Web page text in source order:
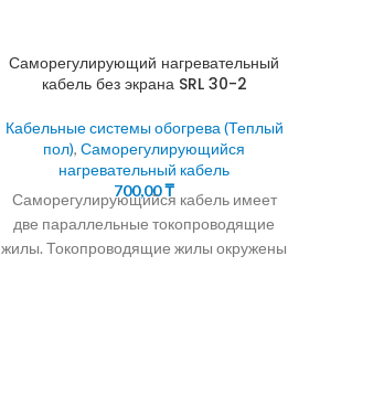
Саморегулирующий нагревательный
кабель без экрана SRL 30-2
Кабельные системы обогрева (Теплый
пол), Саморегулирующийся
нагревательный кабель
700,00₸
Саморегулирующийся кабель имеет
две параллельные токопроводящие
жилы. Токопроводящие жилы окружены